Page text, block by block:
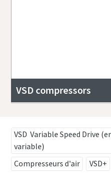
VSD compressors
VSD Variable Speed Drive
variable)
Compresseurs d'air
VSD+